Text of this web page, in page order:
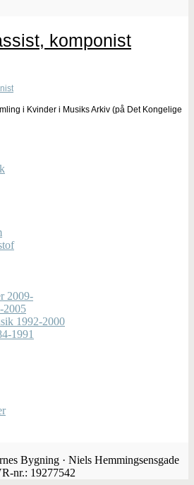
komponist
i Kvinder i Musiks Arkiv (på Det Kongelige
2009-
2005
1992-2000
1991
Bygning · Niels Hemmingsensgade
nr.: 19277542